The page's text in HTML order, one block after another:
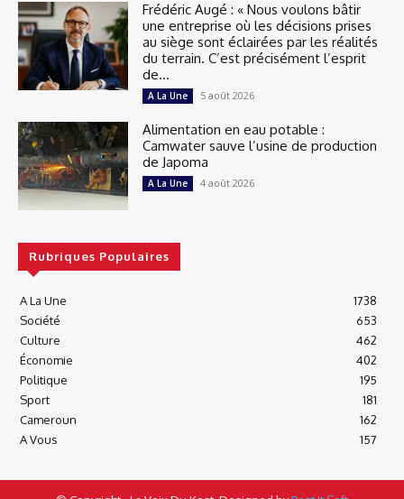
Frédéric Augé : « Nous voulons bâtir
une entreprise où les décisions prises
au siège sont éclairées par les réalités
du terrain. C’est précisément l’esprit
de...
A La Une 5 août 2026
Alimentation en eau potable :
Camwater sauve l’usine de production
de Japoma
A La Une 4 août 2026
Rubriques Populaires
A La Une
1738
Société
653
Culture
462
Économie
402
Politique
195
Sport
181
Cameroun
162
A Vous
157